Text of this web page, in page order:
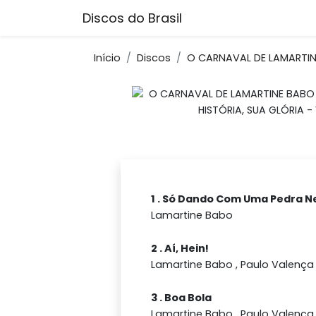
Discos do Brasil
Início Discos O CARNAVAL DE
1 . Só Dando Com Uma Pedra
Lamartine Babo
2 . Aí, Hein!
Lamartine Babo , Paulo Valença
3 . Boa Bola